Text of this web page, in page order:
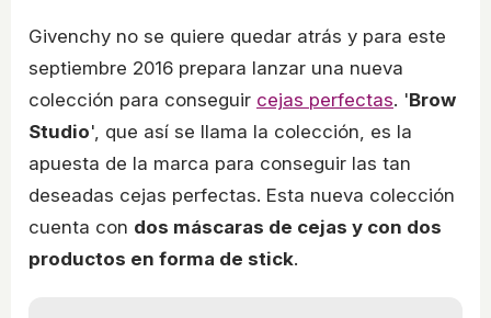
Givenchy no se quiere quedar atrás y para este
septiembre 2016 prepara lanzar una nueva
colección para conseguir cejas perfectas. 'Brow
Studio', que así se llama la colección, es la
apuesta de la marca para conseguir las tan
deseadas cejas perfectas. Esta nueva colección
cuenta con dos máscaras de cejas y con dos
productos en forma de stick.